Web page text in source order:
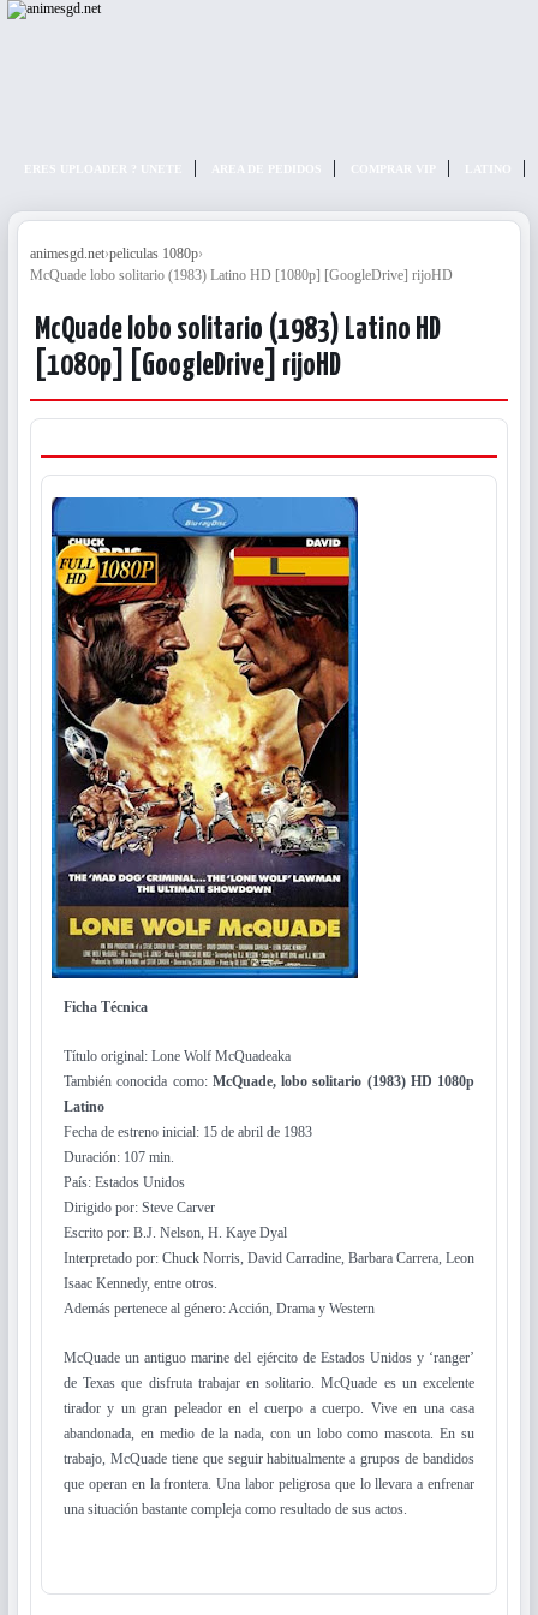
ERES UPLOADER ? UNETE AREA DE PEDIDOS COMPRAR VIP LATINO
animesgd.net›peliculas 1080p›
McQuade lobo solitario (1983) Latino HD [1080p] [GoogleDrive] rijoHD
McQuade lobo solitario (1983) Latino HD
[1080p] [GoogleDrive] rijoHD
Ficha Técnica
Título original: Lone Wolf McQuadeaka
También conocida como: McQuade, lobo solitario (1983) HD 1080p
Latino
Fecha de estreno inicial: 15 de abril de 1983
Duración: 107 min.
País: Estados Unidos
Dirigido por: Steve Carver
Escrito por: B.J. Nelson, H. Kaye Dyal
Interpretado por: Chuck Norris, David Carradine, Barbara Carrera, Leon
Isaac Kennedy, entre otros.
Además pertenece al género: Acción, Drama y Western
McQuade un antiguo marine del ejército de Estados Unidos y ‘ranger’
de Texas que disfruta trabajar en solitario. McQuade es un excelente
tirador y un gran peleador en el cuerpo a cuerpo. Vive en una casa
abandonada, en medio de la nada, con un lobo como mascota. En su
trabajo, McQuade tiene que seguir habitualmente a grupos de bandidos
que operan en la frontera. Una labor peligrosa que lo llevara a enfrenar
una situación bastante compleja como resultado de sus actos.